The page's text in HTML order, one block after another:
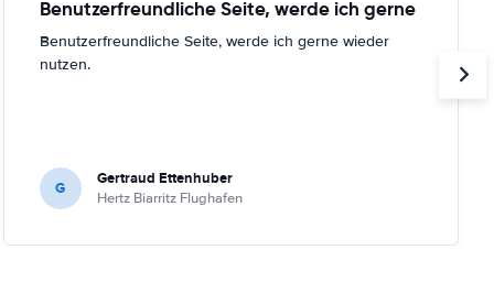
Benutzerfreundliche Seite, werde ich gerne
Benutzerfreundliche Seite, werde ich gerne wieder
nutzen.
G Gertraud Ettenhuber
Hertz Biarritz Flughafen